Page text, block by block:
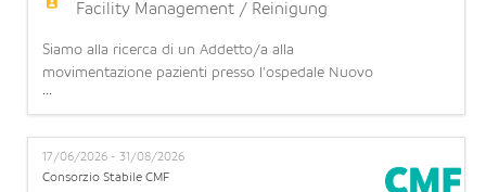
Facility Management / Reinigung
Siamo alla ricerca di un Addetto/a alla
movimentazione pazienti presso l'ospedale Nuovo
di Imola. COSA OFFRIAMO: Contratto part-time: 20
ore settimanali (part time orizzontale 50%) su 5
giorni lavorativi a settimana (turnazione da lunedì
a domenica). Possibilità di stabilità: l'opportunità di
...
17/06/2026 - 31/08/2026
Consorzio Stabile CMF